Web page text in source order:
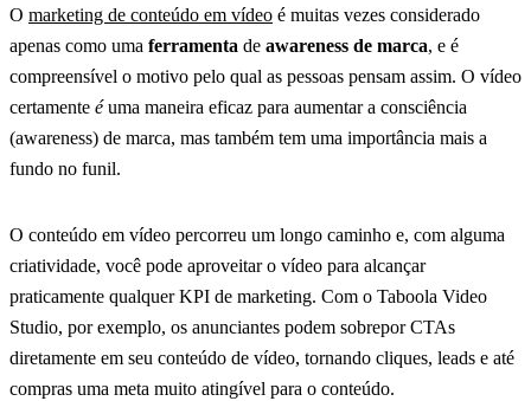
O marketing de conteúdo em vídeo é muitas vezes considerado
apenas como uma ferramenta de awareness de marca, e é
compreensível o motivo pelo qual as pessoas pensam assim. O vídeo
certamente éuma maneira eficaz para aumentar a consciência
(awareness) de marca, mas também tem uma importância mais a
fundo no funil.
O conteúdo em vídeo percorreu um longo caminho e, com alguma
criatividade, você pode aproveitar o vídeo para alcançar
praticamente qualquer KPI de marketing. Com o Taboola Video
Studio, por exemplo, os anunciantes podem sobrepor CTAs
diretamente em seu conteúdo de vídeo, tornando cliques, leads e até
compras uma meta muito atingível para o conteúdo.